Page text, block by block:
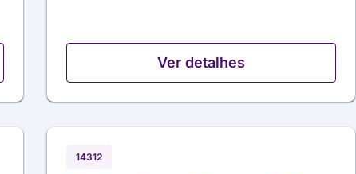
Ver detalhes
14312